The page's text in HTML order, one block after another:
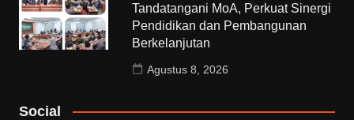
Tandatangani MoA, Perkuat Sinergi
Pendidikan dan Pembangunan
Berkelanjutan
Agustus 8, 2026
Social